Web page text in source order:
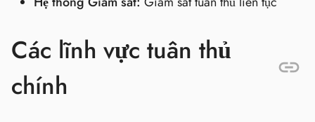
Các lĩnh vực tuân thủ
chính